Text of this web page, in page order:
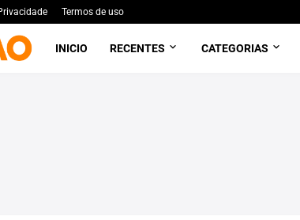
Termos de uso
INICIO RECENTES CATEGORIAS